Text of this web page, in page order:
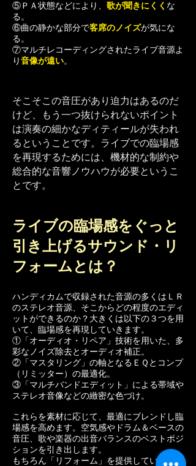
⑤ＰＡ状態などにより、 歌が聞きにくく な
る。
⑥曲の静かな部分で客席のノイズが気にな
る。
⑦マルチレコーディングされたライブ音源よ
り音像が遠い。
そこそこの音圧があり迫力はあるのだ
けど、もう一つ抜けられないポイント
は演奏の細かなディティールが失われ
るということです。ライブでの臨場感
を再現するためには、機材的な制約や
総合的な音響ノウハウが必要というこ
とです。
ライブの臨場感をぐっと
引き上げるサウンド・リ
フォームとは？
ハンディカムで収録された音源の多くはＬＲ
のステレオ音源、そこからどの程度のエディ
ットができるのか？大きくは以下の３つを用
いて、臨場感を再現していきます。
①「オーディオ・リペア」技術を用いた、多
彩なノイズ除去とオーディオ補正。
②「マスタリング」の軸となるＥＱとコンプ
（リミッター）の最適化。
③「マルチバンドエディット」による帯域や
ステレオ音像などの緻密な色づけ。
これらを素材に応じて、最適にブレンドし臨
場感を高めます。空気感やドラム＆ベースの
音圧、歌や楽器の出音バランスのベストポジ
ションを引き出します。
もちろん「リフォーム」を提供していますの